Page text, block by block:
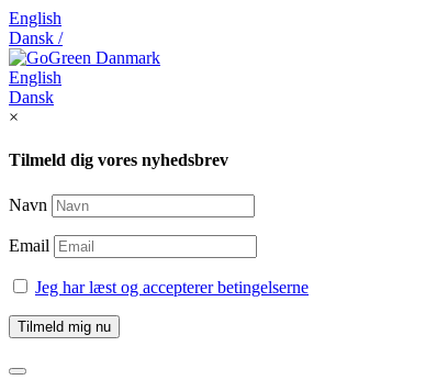
English
Dansk /
English
Dansk
×
Tilmeld dig vores nyhedsbrev
Navn
Email
Jeg har læst og accepterer betingelserne